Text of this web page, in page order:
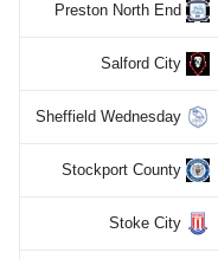
Preston North End
Salford City
Sheffield Wednesday
Stockport County
Stoke City